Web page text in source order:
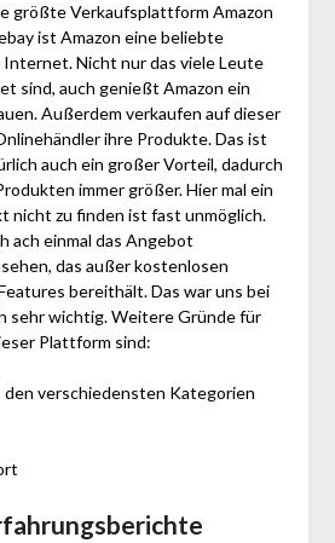
größte Verkaufsplattform Amazon
ist Amazon eine beliebte
Nicht nur das viele Leute
sind, auch genießt Amazon ein
Außerdem verkaufen auf dieser
ihre Produkte. Das ist
auch ein großer Vorteil, dadurch
immer größer. Hier mal ein
nicht zu finden ist fast unmöglich.
ach einmal das Angebot
das außer kostenlosen
bereithält. Das war uns bei
sehr wichtig. Weitere Gründe für
Plattform sind:
den verschiedensten Kategorien